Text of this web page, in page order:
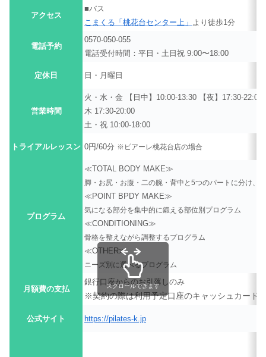
アクセス
■バス
こまくる「桃花台センター上」 より徒歩1分
電話予約
0570-050-055
電話受付時間：平日・土日祝 9:00〜18:00
定休日 日・月曜日
営業時間
火・水・金 【日中】10:00-13:30 【夜】17:30-22:00
木 17:30-20:00
土・祝 10:00-18:00
トライアルレッスン 0円/60分 ※ピアーレ桃花台店の場合
プログラム
≪TOTAL BODY MAKE≫
脚・お尻・お腹・二の腕・背中と5つのパートに分け、
≪POINT BPDY MAKE≫
気になる部分を集中的に鍛える部位別プログラム
≪CONDITIONING≫
骨格を整えながら調整するプログラム
≪OTHER≫
ニーズ別に選べるプログラム
月額費の支払
銀行口座からのお引落しのみ
※契約の際は利用予定口座のキャッシュカード(
公式サイト https://pilates-k.jp
スクロールできます